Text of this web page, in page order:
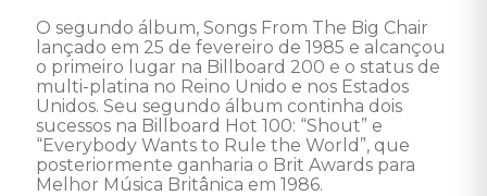
O segundo álbum, Songs From The Big Chair
lançado em 25 de fevereiro de 1985 e alcançou
o primeiro lugar na Billboard 200 e o status de
multi-platina no Reino Unido e nos Estados
Unidos. Seu segundo álbum continha dois
sucessos na Billboard Hot 100: “Shout” e
“Everybody Wants to Rule the World”, que
posteriormente ganharia o Brit Awards para
Melhor Música Britânica em 1986.